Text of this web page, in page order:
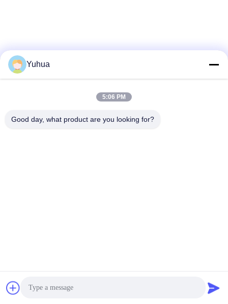
Yuhua
5:06 PM
Good day, what product are you looking for?